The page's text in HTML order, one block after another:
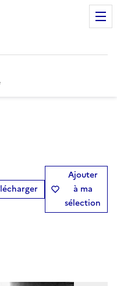
Ajouter
à ma
sélection